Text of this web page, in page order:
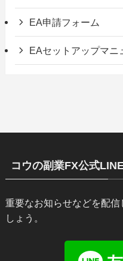
EA申請フォーム
EAセットアップマニ
コウの副業FX公式
重要なお知らせなどを配
しょう。